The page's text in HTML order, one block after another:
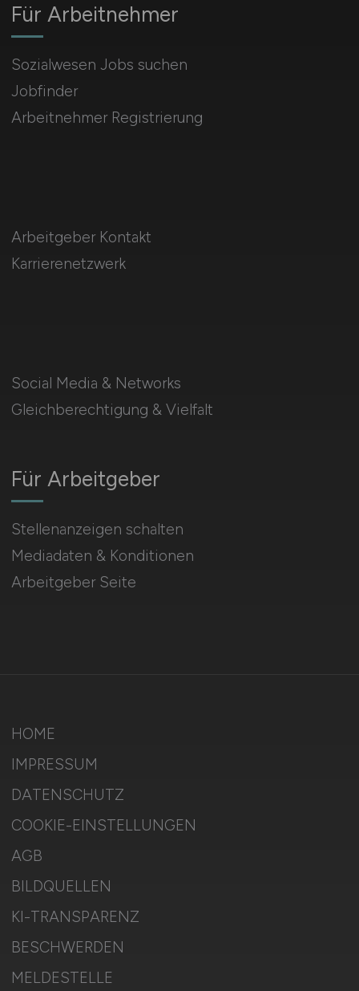
Für Arbeitnehmer
Sozialwesen Jobs suchen
Jobfinder
Arbeitnehmer Registrierung
Social Media & Networks
Gleichberechtigung & Vielfalt
Für Arbeitgeber
Stellenanzeigen schalten
Mediadaten & Konditionen
Arbeitgeber Seite
Arbeitgeber Kontakt
Karrierenetzwerk
HOME
IMPRESSUM
DATENSCHUTZ
COOKIE-EINSTELLUNGEN
AGB
BILDQUELLEN
KI-TRANSPARENZ
BESCHWERDEN
MELDESTELLE